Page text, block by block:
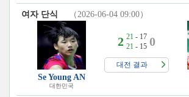
여자 단식 （2026-06-04 09:00）
Se Young AN
대한민국
2 21 - 17
21 - 15 0
대전 결과